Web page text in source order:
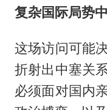
复杂国际局势
这场访问可能
折射出中塞关
必须面对国内